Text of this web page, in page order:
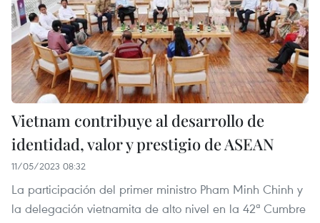
Vietnam contribuye al desarrollo de
identidad, valor y prestigio de ASEAN
11/05/2023 08:32
La participación del primer ministro Pham Minh Chinh y
la delegación vietnamita de alto nivel en la 42ª Cumbre